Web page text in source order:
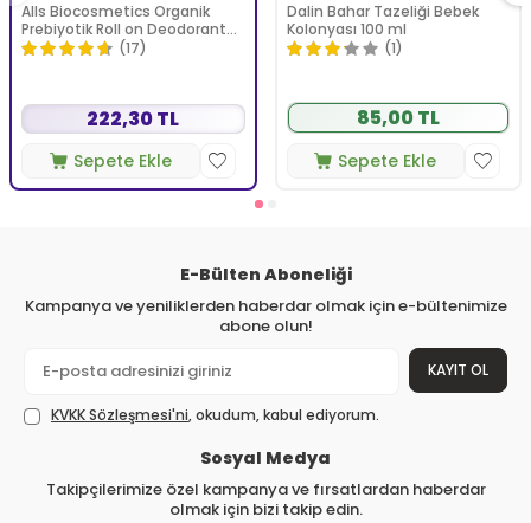
Alls Biocosmetics Organik
Prebiyotik Roll on Deodorant
75 ml - Kadınlar İçin
(17)
222,30 TL
Sepete Ekle
Dalin Bahar Tazeliği Bebek
Kolonyası 100 ml
(1)
85,00 TL
Sepete Ekle
E-Bülten Aboneliği
Kampanya ve yeniliklerden haberdar olmak için e-bültenimize
abone olun!
KAYIT OL
KVKK Sözleşmesi'ni, okudum, kabul ediyorum.
Sosyal Medya
Takipçilerimize özel kampanya ve fırsatlardan haberdar
olmak için bizi takip edin.